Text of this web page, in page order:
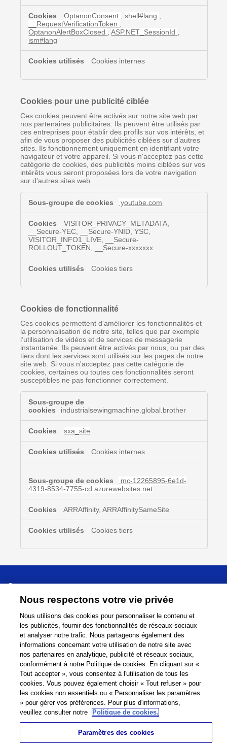
OptanonConsent ,shell#lang
__RequestVerificationToken
OptanonAlertBoxClosed
,ASP.NET_SessionId
ism#lang
Cookies internes
Cookies pour une publicité ciblée
Ces cookies peuvent être activés sur notre site web par
nos partenaires publicitaires. Ils peuvent être utilisés par
ces entreprises pour établir des profils sur vos intérêts, et
afin de vous proposer des publicités ciblées sur d’autres
sites. Ils fonctionnement uniquement en identifiant votre
navigateur et votre appareil. Si vous n'acceptez pas cette
catégorie de cookies, des publicités moins ciblées sur vos
intérêts vous seront proposées lors de votre navigation
sur d'autres sites web.
Cookies
pour
une
publicité
ciblée
youtube.com
VISITOR_PRIVACY_METADATA,
__Secure-YEC, __Secure-YNID, YSC,
VISITOR_INFO1_LIVE, __Secure-
ROLLOUT_TOKEN, __Secure-xxxxxxx
Cookies tiers
Cookies de fonctionnalité
Ces cookies permettent d'améliorer les fonctionnalités et
la personnalisation de notre site, telles que par exemple
l’utilisation de vidéos et de services de messagerie
instantanée. Ils peuvent être activés par nous, ou par des
tiers dont les services sont utilisés sur les pages de notre
site web. Si vous n'acceptez pas cette catégorie de
cookies, certaines ou toutes ces fonctionnalités seront
susceptibles ne pas fonctionner correctement.
Cookies
de
fonctionnalitéindustrialsewingmachine.global.brother
sxa_site
Cookies internes
mc-12265895-6e1d-
4319-8534-7755-cd.azurewebsites.net
ARRAffinity, ARRAffinitySameSite
Cookies tiers
Sur
Support
Relier Partager
Global Network
Politique de confidentialité
Contact
Conditions d'utilisation
1995 -2026Brother Internationale Industriemaschinen GmbH All Rights
Nous respectons votre vie privée
Nous utilisons des cookies pour personnaliser le contenu et
les publicités, fournir des fonctionnalités de réseaux sociaux
et analyser notre trafic. Nous partageons également des
informations concernant votre utilisation de notre site avec
nos partenaires en analytique, publicité et réseaux sociaux,
conformément à notre Politique de cookies. En cliquant sur «
Tout accepter », vous consentez à l'utilisation de tous les
cookies. Vous pouvez également choisir « Tout refuser » pour
les cookies non essentiels ou « Personnaliser les paramètres
» pour gérer vos préférences. Pour plus d'informations,
veuillez consulter notre
Politique de cookies.
Paramètres des cookies